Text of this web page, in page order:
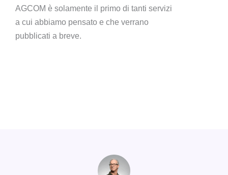
AGCOM è solamente il primo di tanti servizi
a cui abbiamo pensato e che verrano
pubblicati a breve.